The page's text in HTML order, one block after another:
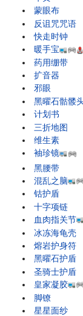
蒙眼布
反诅咒咒语
快走时钟
暖手宝
药用绷带
扩音器
邪眼
黑曜石骷髅
计划书
三折地图
维生素
袖珍镜
黑腰带
混乱之脑
钴护盾
十字项链
血肉指关节
冰冻海龟壳
熔岩护身符
黑曜石护盾
圣骑士护盾
皇家凝胶
脚镣
星星面纱